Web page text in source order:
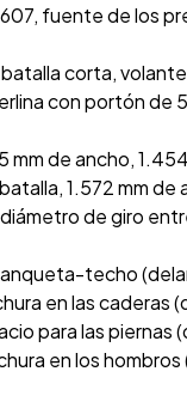
fuente de los
corta,
con portón de
de ancho,
1.572 mm
de giro
techo
en las caderas
para las piernas
en los